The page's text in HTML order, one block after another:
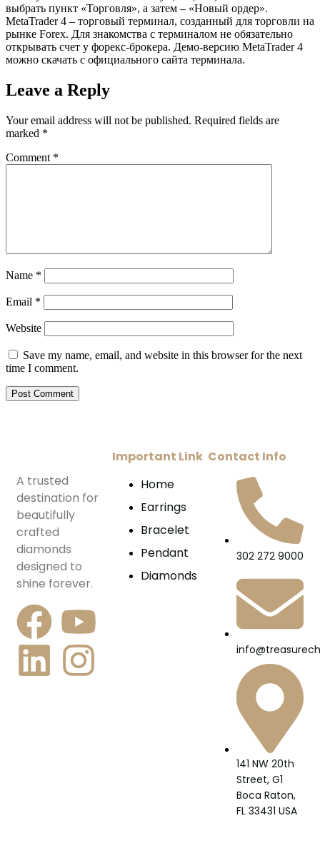
выбрать пункт «Торговля», а затем – «Новый ордер».
MetaTrader 4 – торговый терминал, созданный для торговли на
рынке Forex. Для знакомства с терминалом не обязательно
открывать счет у форекс-брокера. Демо-версию MetaTrader 4
можно скачать с официального сайта терминала.
Leave a Reply
Your email address will not be published. Required fields are
marked *
Comment *
Name *
Email *
Website
Save my name, email, and website in this browser for the next
time I comment.
A trusted
destination for
beautifully
crafted
diamonds
designed to
shine forever.
Important Link
Home
Earrings
Bracelet
Pendant
Diamonds
Contact Info
302 272 9000
141 NW 20th
Street, G1
Boca Raton,
FL 33431 USA